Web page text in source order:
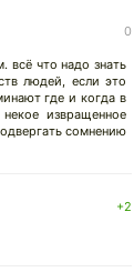
0
всё что надо знать
людей, если это
где и когда в
извращенное
сомнению
+2